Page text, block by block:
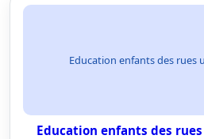
Education enfants des rues
Education enfants des